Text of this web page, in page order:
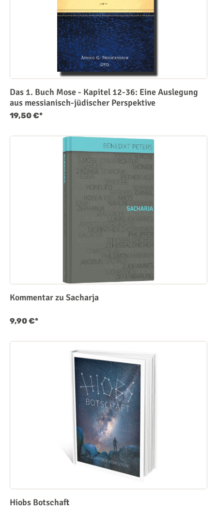
Das 1. Buch Mose - Kapitel 12-36: Eine Auslegung
aus messianisch-jüdischer Perspektive
19,50 €*
Kommentar zu Sacharja
9,90 €*
Hiobs Botschaft